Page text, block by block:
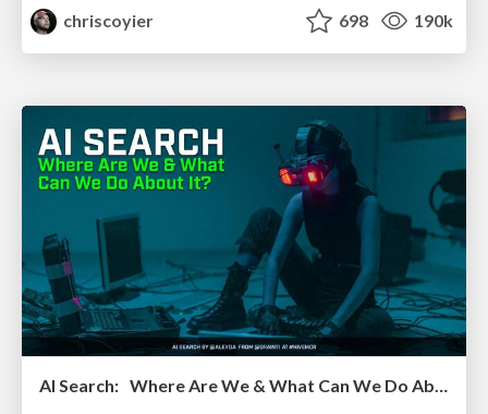
chriscoyier
698 190k
AI Search: Where Are We & What Can We Do About It?